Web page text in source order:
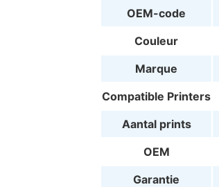
OEM-code
Couleur
Marque
Compatible Printers
Aantal prints
OEM
Garantie